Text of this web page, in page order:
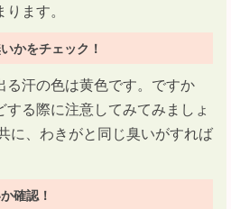
ます。
かをチェック！
る汗の色は黄色です。ですか
する際に注意してみてみましょ
に、わきがと同じ臭いがすれば
確認！